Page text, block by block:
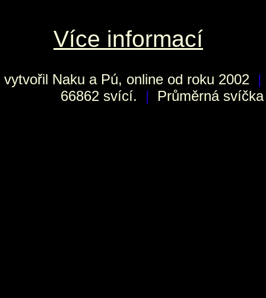
Více informací
vytvořil Naku a Pú, online od roku 2002 |
66862 svící.
| Průměrná